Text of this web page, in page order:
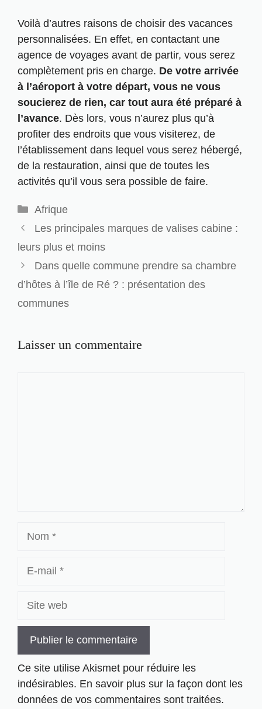
Voilà d’autres raisons de choisir des vacances
personnalisées. En effet, en contactant une
agence de voyages avant de partir, vous serez
complètement pris en charge. De votre arrivée
à l’aéroport à votre départ, vous ne vous
soucierez de rien, car tout aura été préparé à
l’avance. Dès lors, vous n’aurez plus qu’à
profiter des endroits que vous visiterez, de
l’établissement dans lequel vous serez hébergé,
de la restauration, ainsi que de toutes les
activités qu’il vous sera possible de faire.
Catégories
Afrique
Les principales marques de valises cabine :
leurs plus et moins
Dans quelle commune prendre sa chambre
d’hôtes à l’île de Ré ? : présentation des
communes
Laisser un commentaire
Ce site utilise Akismet pour réduire les
indésirables. En savoir plus sur la façon dont les
données de vos commentaires sont traitées.